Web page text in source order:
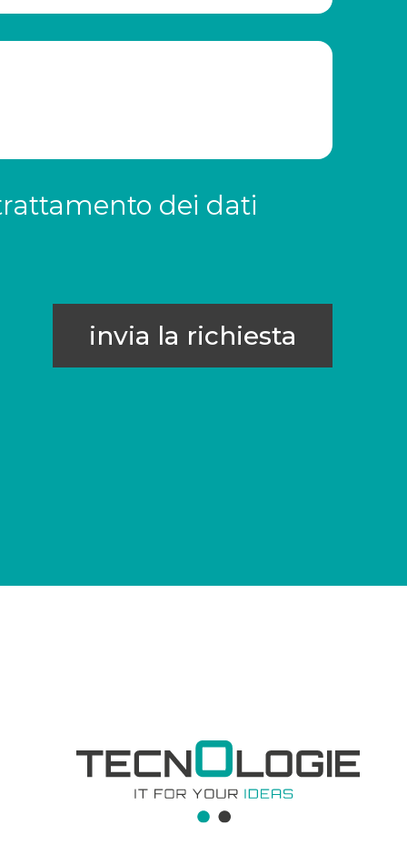
dei dati
invia la richiesta